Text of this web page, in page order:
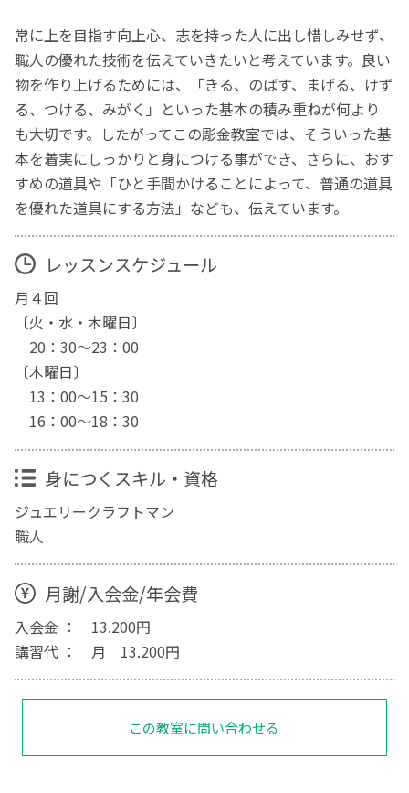
常に上を目指す向上心、志を持った人に出し惜しみせず、
職人の優れた技術を伝えていきたいと考えています。良い
物を作り上げるためには、「きる、のばす、まげる、けず
る、つける、みがく」といった基本の積み重ねが何より
も大切です。したがってこの彫金教室では、そういった基
本を着実にしっかりと身につける事ができ、さらに、おす
すめの道具や「ひと手間かけることによって、普通の道具
を優れた道具にする方法」なども、伝えています。
レッスンスケジュール
月４回
〔火・水・木曜日〕
20：30～23：00
〔木曜日〕
13：00～15：30
16：00～18：30
身につくスキル・資格
ジュエリークラフトマン
職人
月謝/入会金/年会費
入会金 ： 13.200円
講習代 ： 月 13.200円
この教室に問い合わせる